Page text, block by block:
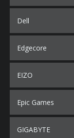
Dell
Edgecore
EIZO
Epic Games
GIGABYTE